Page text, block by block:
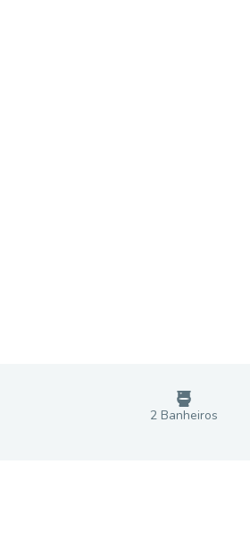
2 Banheiros